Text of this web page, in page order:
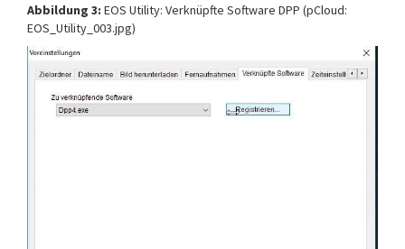
Abbildung 3: EOS Utility: Verknüpfte Software DPP (pCloud:
EOS_Utility_003.jpg)